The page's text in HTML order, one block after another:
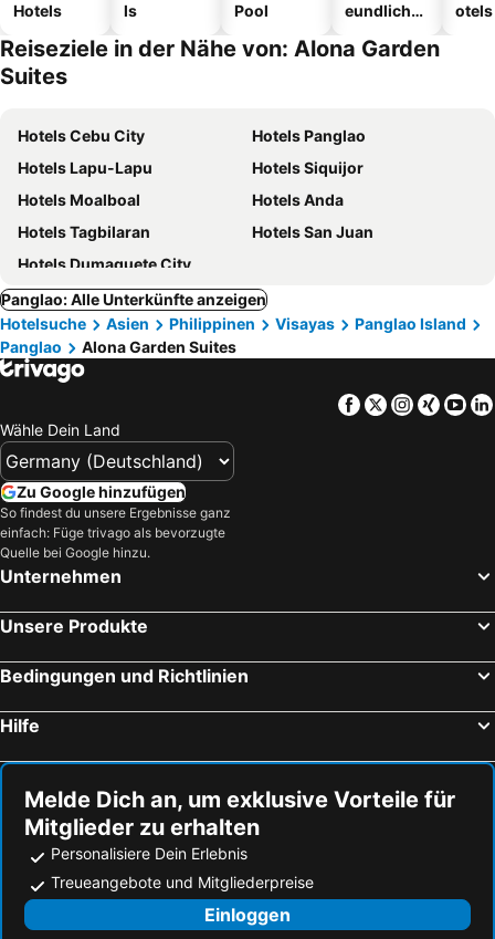
Hotels
ls
Pool
eundliche
otels
Reiseziele in der Nähe von: Alona Garden
Suites
Hotels Cebu City
Hotels Panglao
Hotels Lapu-Lapu
Hotels Siquijor
Hotels Moalboal
Hotels Anda
Hotels Tagbilaran
Hotels San Juan
Hotels Dumaguete City
Panglao: Alle Unterkünfte anzeigen
Hotelsuche
Asien Philippinen Visayas
Panglao Island
Panglao
Alona Garden Suites
Facebook
TwitterXing
Wähle Dein Land
Zu Google hinzufügen
So findest du unsere Ergebnisse ganz
einfach: Füge trivago als bevorzugte
Quelle bei Google hinzu.
Unternehmen
Unsere Produkte
Bedingungen und Richtlinien
Hilfe
Melde Dich an, um exklusive Vorteile für
Mitglieder zu erhalten
Personalisiere Dein Erlebnis
Treueangebote und Mitgliederpreise
Einloggen